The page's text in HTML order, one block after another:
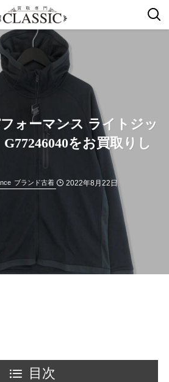
ォーマンス ライトジッ
をお買取りし
ブランド古着 2022年8月22日
目次